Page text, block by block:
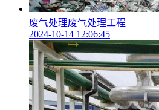
废气处理废气处理工程
2024-10-14 12:06:45